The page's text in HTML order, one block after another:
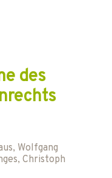
des
, Wolfgang
, Christoph